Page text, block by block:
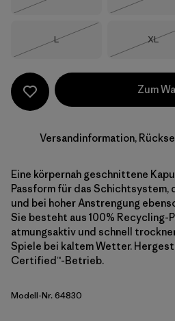
Größe
L
Größe
XL
Zum
Versandinformation,
Eine körpernah geschnittene
Passform für das Schichtsystem,
und bei hoher Anstrengung
Sie besteht aus 100% Recycling-
atmungsaktiv und schnell
Spiele bei kaltem Wetter.
Certified™-Betrieb.
Modell-Nr. 64830